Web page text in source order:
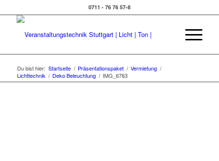
0711 - 76 76 57-8
Du bist hier: Startseite / Präsentationspaket / Vermietung /
Lichttechnik / Deko Beleuchtung / IMG_6763